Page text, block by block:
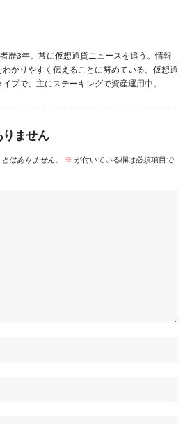
歴3年。常に仮想通貨ニュースを追う。情報
かりやすく伝えることに努めている。仮想通
プで、主にステーキングで資産運用中。
ません
はありません。 ※ が付いている欄は必須項目で